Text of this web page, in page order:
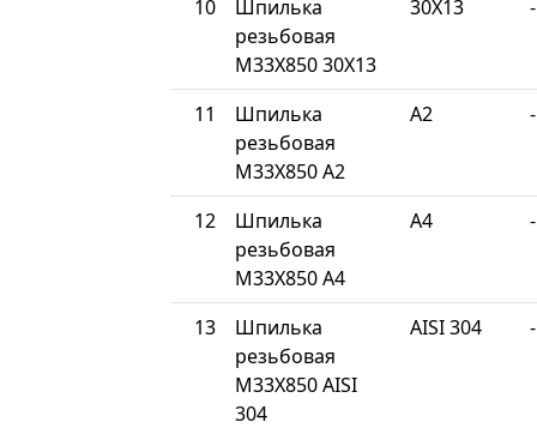
10
Шпилька
резьбовая
М33Х850 30Х13
30Х13 -
11
Шпилька
резьбовая
М33Х850 A2
A2 -
12
Шпилька
резьбовая
М33Х850 A4
A4 -
13
Шпилька
резьбовая
М33Х850 AISI
304
AISI 304 -